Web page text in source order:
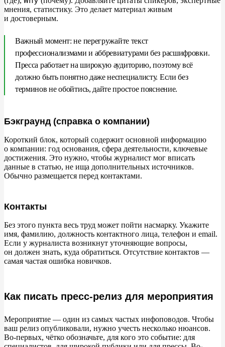
мнения, статистику. Это делает материал живым
и достоверным.
Важный момент: не перегружайте текст
профессионализмами и аббревиатурами без расшифровки.
Пресса работает на широкую аудиторию, поэтому всё
должно быть понятно даже неспециалисту. Если без
терминов не обойтись, дайте простое пояснение.
Бэкграунд (справка о компании)
Короткий блок, который содержит основной информацию
о компании: год основания, сфера деятельности, ключевые
достижения. Это нужно, чтобы журналист мог вписать
данные в статью, не ища дополнительных источников.
Обычно размещается перед контактами.
Контакты
Без этого пункта весь труд может пойти насмарку. Укажите
имя, фамилию, должность контактного лица, телефон и email.
Если у журналиста возникнут уточняющие вопросы,
он должен знать, куда обратиться. Отсутствие контактов —
самая частая ошибка новичков.
Как писать пресс-релиз для мероприятия
Мероприятие — один из самых частых инфоповодов. Чтобы
ваш релиз опубликовали, нужно учесть несколько нюансов.
Во-первых, чётко обозначьте, для кого это событие: для